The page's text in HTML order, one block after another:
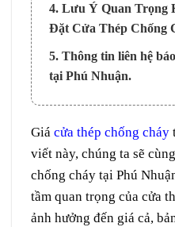
4. Lưu Ý Quan Trọng
Đặt Cửa Thép Chống
5. Thông tin liên hệ
tại Phú Nhuận.
Giá cửa thép chống cháy
viết này, chúng ta sẽ
chống cháy tại Phú
tầm quan trọng của cửa
ảnh hưởng đến giá cả,